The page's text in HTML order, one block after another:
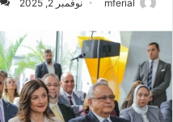
mferial نوفمبر 2, 2025